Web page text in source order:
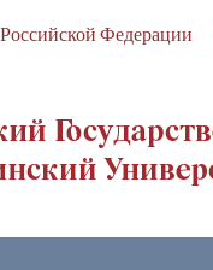
Федерации